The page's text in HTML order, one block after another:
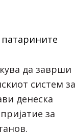
да заврши
систем за
денеска
за